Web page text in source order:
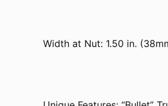
Width at Nut: 1.50 in.